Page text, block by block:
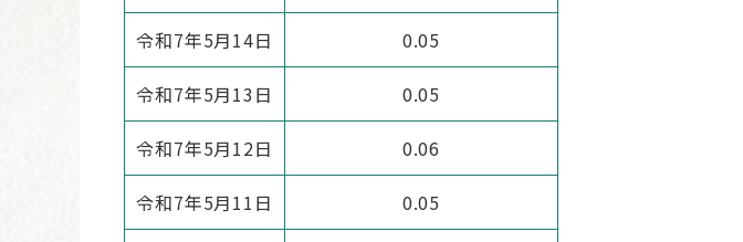
令和7年5月14日 0.05
令和7年5月13日 0.05
令和7年5月12日 0.06
令和7年5月11日 0.05